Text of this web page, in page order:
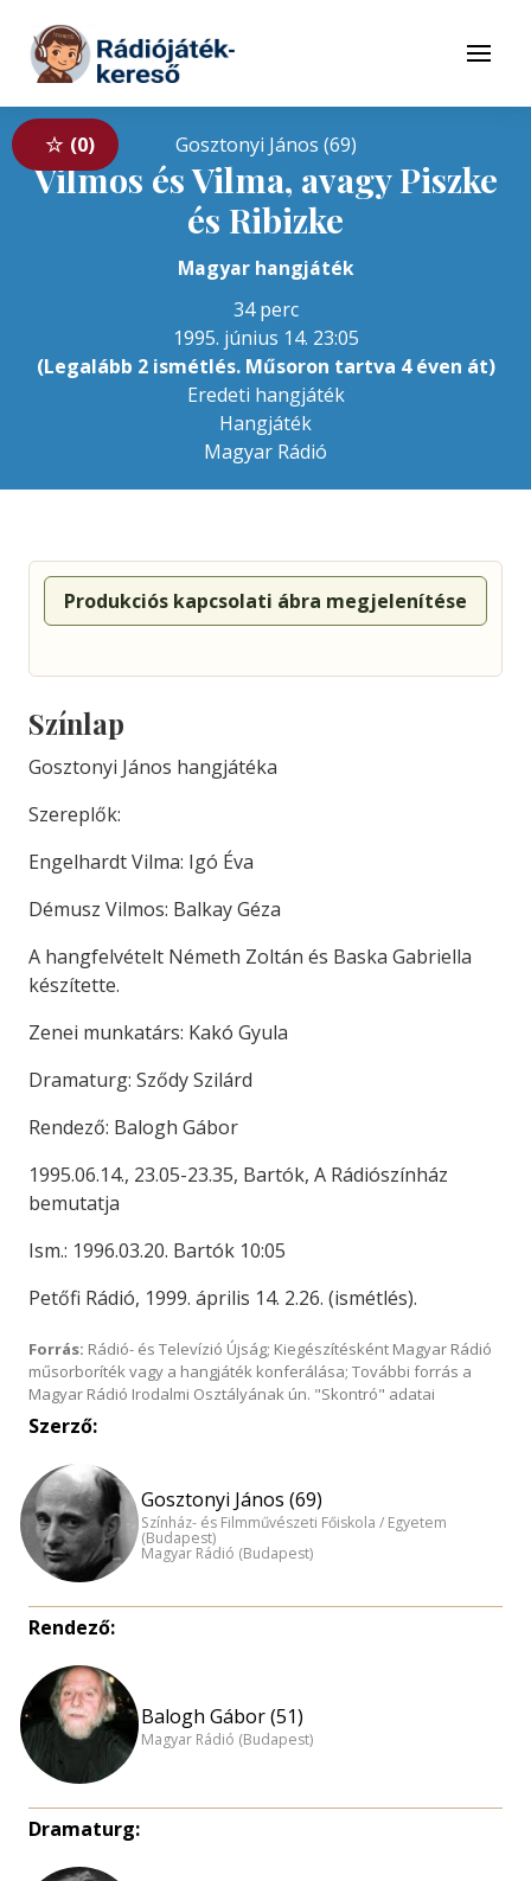
Tovább a tartalomhoz
Menü
0 Gosztonyi János (69)
Vilmos és Vilma, avagy Piszke
és Ribizke
Magyar hangjáték
34 perc
1995. június 14. 23:05
(Legalább 2 ismétlés. Műsoron tartva 4 éven át)
Eredeti hangjáték
Hangjáték
Magyar Rádió
Produkciós kapcsolati ábra megjelenítése
Színlap
Gosztonyi János hangjátéka
Szereplők:
Engelhardt Vilma: Igó Éva
Démusz Vilmos: Balkay Géza
A hangfelvételt Németh Zoltán és Baska Gabriella
készítette.
Zenei munkatárs: Kakó Gyula
Dramaturg: Sződy Szilárd
Rendező: Balogh Gábor
1995.06.14., 23.05-23.35, Bartók, A Rádiószínház
bemutatja
Ism.: 1996.03.20. Bartók 10:05
Petőfi Rádió, 1999. április 14. 2.26. (ismétlés).
Forrás: Rádió- és Televízió Újság; Kiegészítésként Magyar Rádió
műsorboríték vagy a hangjáték konferálása; További forrás a
Magyar Rádió Irodalmi Osztályának ún. "Skontró" adatai
Szerző:
Gosztonyi János (69)
Színház- és Filmművészeti Főiskola / Egyetem
(Budapest)
Magyar Rádió (Budapest)
Rendező:
Balogh Gábor (51)
Magyar Rádió (Budapest)
Dramaturg: